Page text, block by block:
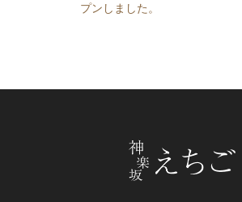
プンしました。